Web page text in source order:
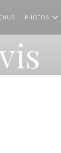
PHOTOS